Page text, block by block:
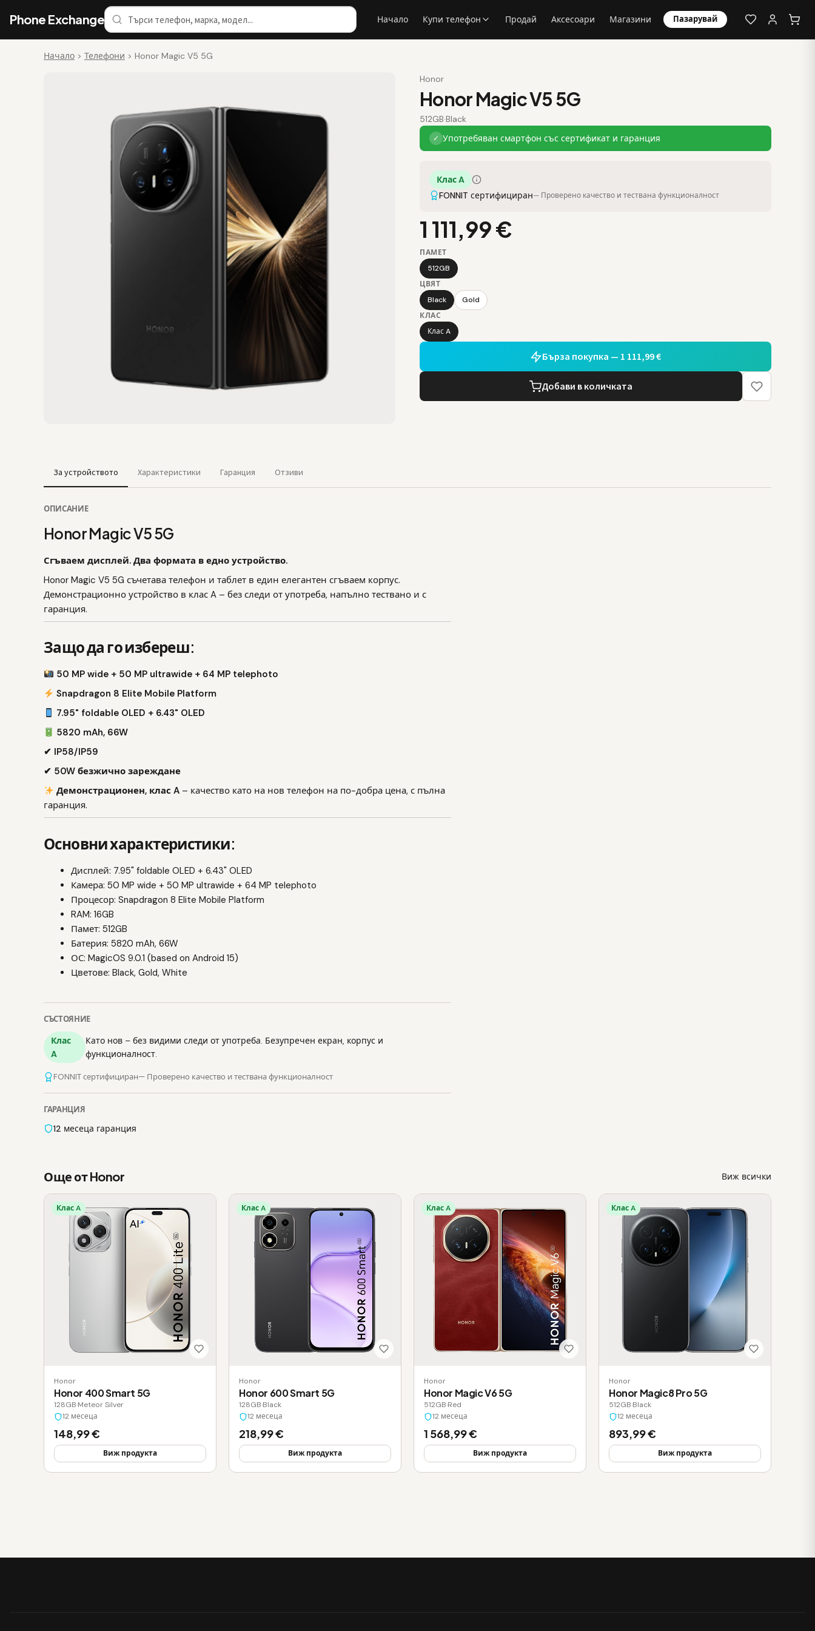
Phone Exchange Начало Купи телефон Продай Аксесоари Магазини Пазарувай
Начало > Телефони > Honor Magic V5 5G
Honor
Honor Magic V5 5G
512GB·Black
✓ Употребяван смартфон със сертификат и гаранция
Клас A
FONNIT сертифициран— Проверено качество и тествана функционалност
1 111,99 €
ПАМЕТ
512GB
ЦВЯТ
Black
Gold
КЛАС
Клас A
Бърза покупка — 1 111,99 €
Добави в количката
За устройството Характеристики Гаранция Отзиви
ОПИСАНИЕ
Honor Magic V5 5G
Сгъваем дисплей. Два формата в едно устройство.
Honor Magic V5 5G съчетава телефон и таблет в един елегантен сгъваем корпус.
Демонстрационно устройство в клас A – без следи от употреба, напълно тествано и с
гаранция.
Защо да го избереш:
50 MP wide + 50 MP ultrawide + 64 MP telephoto
Snapdragon 8 Elite Mobile Platform
7.95" foldable OLED + 6.43" OLED
5820 mAh, 66W
✔ IP58/IP59
✔ 50W безжично зареждане
Демонстрационен, клас A – качество като на нов телефон на по-добра цена, с пълна
гаранция.
Основни характеристики:
Дисплей: 7.95" foldable OLED + 6.43" OLED
Камера: 50 MP wide + 50 MP ultrawide + 64 MP telephoto
Процесор: Snapdragon 8 Elite Mobile Platform
RAM: 16GB
Памет: 512GB
Батерия: 5820 mAh, 66W
ОС: MagicOS 9.0.1 (based on Android 15)
Цветове: Black, Gold, White
СЪСТОЯНИЕ
Клас
A
Като нов – без видими следи от употреба. Безупречен екран, корпус и
функционалност.
FONNIT сертифициран— Проверено качество и тествана функционалност
ГАРАНЦИЯ
12 месеца гаранция
Още от Honor Виж всички
Клас A
Honor
Honor 400 Smart 5G
128GB·Meteor Silver
12 месеца
148,99 €
Виж продукта
Клас A
Honor
Honor 600 Smart 5G
128GB·Black
12 месеца
218,99 €
Виж продукта
Клас A
Honor
Honor Magic V6 5G
512GB·Red
12 месеца
1 568,99 €
Виж продукта
Клас A
Honor
Honor Magic8 Pro 5G
512GB·Black
12 месеца
893,99 €
Виж продукта